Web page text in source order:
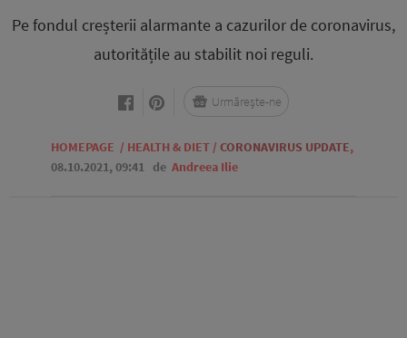
Pe fondul creșterii alarmante a cazurilor de coronavirus,
autoritățile au stabilit noi reguli.
HOMEPAGE / HEALTH & DIET / CORONAVIRUS UPDATE,
08.10.2021, 09:41 de Andreea Ilie
Urmărește-ne